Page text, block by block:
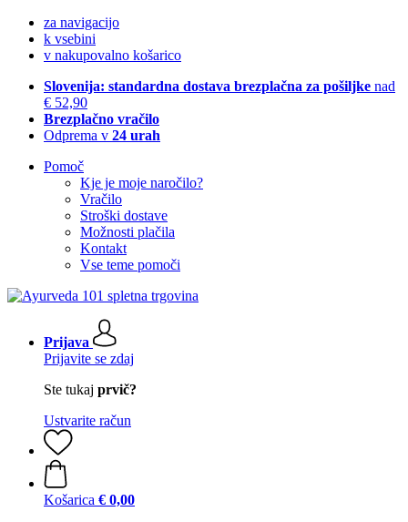
za navigacijo
k vsebini
v nakupovalno košarico
Slovenija: standardna dostava brezplačna za pošiljke nad
€ 52,90
Brezplačno vračilo
Odprema v 24 urah
Pomoč
Kje je moje naročilo?
Vračilo
Stroški dostave
Možnosti plačila
Kontakt
Vse teme pomoči
Prijava
Prijavite se zdaj
Ste tukaj prvič?
Ustvarite račun
Košarica € 0,00